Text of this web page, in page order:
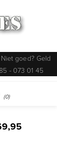
goed? Geld
- 073 01 45
(0)